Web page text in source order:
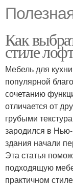
Как
стиле
Мебель для
популярной
сочетанию
отличается от
грубыми
зародился в
здания начали
Эта статья
подходящую
практичном